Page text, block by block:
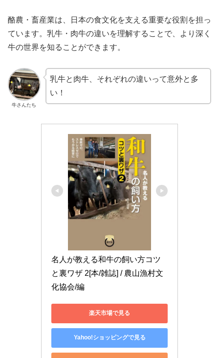
酪農・畜産業は、日本の食文化を支える重要な役割を担っ
ています。乳牛・肉牛の違いを理解することで、より深く
牛の世界を知ることができます。
牛さんたち
乳牛と肉牛、それぞれの違いって意外と多
い！
名人が教える和牛の飼い方コツ
と裏ワザ 2[本/雑誌] / 農山漁村文
化協会/編
楽天市場で見る
Yahoo!ショッピングで見る